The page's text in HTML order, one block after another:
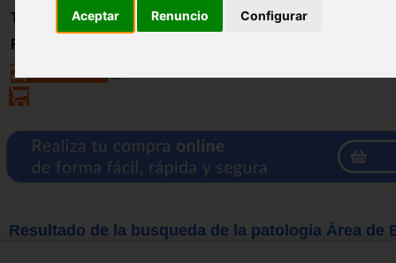
Aceptar Renuncio Configurar
Trabajo
Registro
Resultado de la busqueda de la patologia Área de